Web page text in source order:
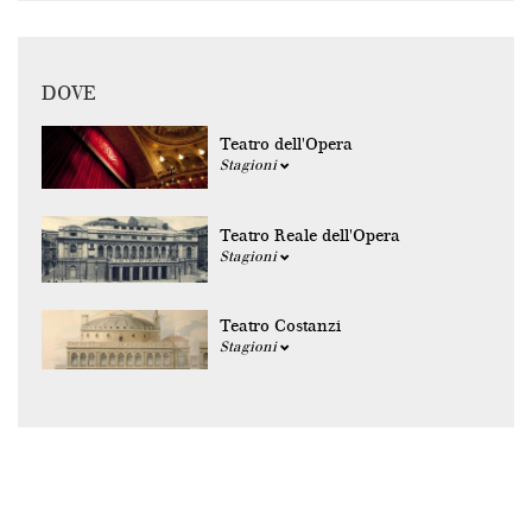
DOVE
Teatro dell'Opera
Stagioni
Teatro Reale dell'Opera
Stagioni
Teatro Costanzi
Stagioni